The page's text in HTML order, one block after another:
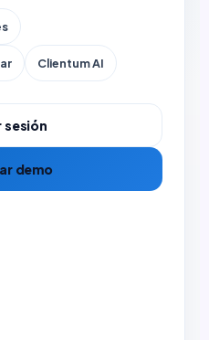
Clientum AI
sesión
demo